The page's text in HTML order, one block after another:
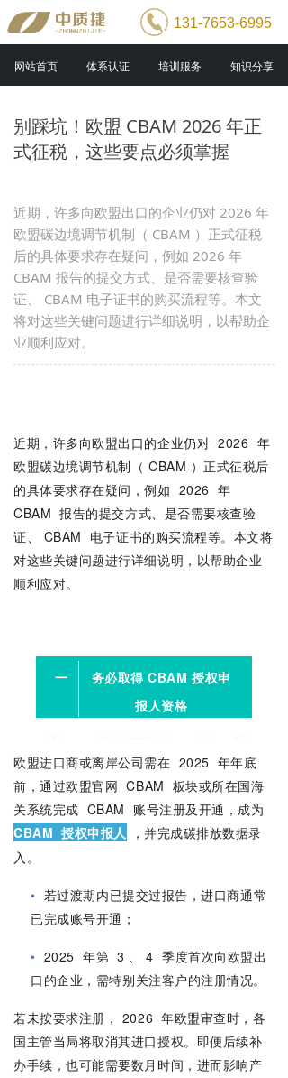
131-7653-6995
网站首页 体系认证 培训服务 知识分享
别踩坑！欧盟 CBAM 2026 年正
式征税，这些要点必须掌握
近期，许多向欧盟出口的企业仍对 2026 年
欧盟碳边境调节机制（ CBAM ）正式征税
后的具体要求存在疑问，例如 2026 年
CBAM 报告的提交方式、是否需要核查验
证、 CBAM 电子证书的购买流程等。本文
将对这些关键问题进行详细说明，以帮助企
业顺利应对。
近期，许多向欧盟出口的企业仍对 2026 年
欧盟碳边境调节机制（ CBAM ）正式征税后
的具体要求存在疑问，例如 2026 年
CBAM 报告的提交方式、是否需要核查验
证、
CBAM 电子证书的购买流程等。本文将
对这些关键问题进行详细说明，以帮助企业
顺利应对。
一
务必取得 CBAM 授权申
报人资格
欧盟进口商或离岸公司需在 2025 年年底
前，通过欧盟官网 CBAM 板块或所在国海
关系统完成 CBAM 账号注册及开通，成为
CBAM 授权申报人 ，并完成碳排放数据录
入。
• 若过渡期内已提交过报告，进口商通常
已完成账号开通；
• 2025 年第 3 、 4 季度首次向欧盟出
口的企业，需特别关注客户的注册情况。
若未按要求注册， 2026 年欧盟审查时，各
国主管当局将取消其进口授权。即便后续补
办手续，也可能需要数月时间，进而影响产